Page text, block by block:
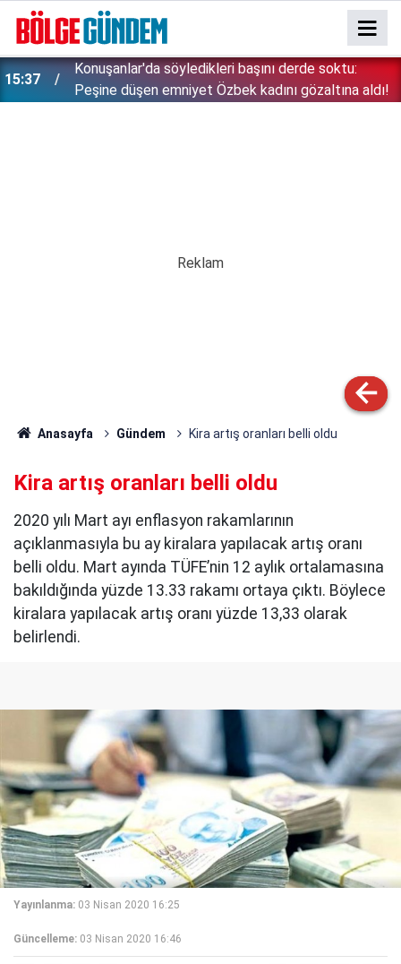
15:37
Konuşanlar'da söyledikleri başını derde soktu:
Peşine düşen emniyet Özbek kadını gözaltına aldı!
Anasayfa Gündem Kira artış oranları belli oldu
Kira artış oranları belli oldu
2020 yılı Mart ayı enflasyon rakamlarının
açıklanmasıyla bu ay kiralara yapılacak artış oranı
belli oldu. Mart ayında TÜFE’nin 12 aylık ortalamasına
bakıldığında yüzde 13.33 rakamı ortaya çıktı. Böylece
kiralara yapılacak artış oranı yüzde 13,33 olarak
belirlendi.
Yayınlanma: 03 Nisan 2020 16:25
Güncelleme: 03 Nisan 2020 16:46